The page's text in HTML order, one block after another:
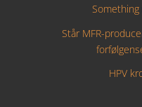
Står MFR-
HPV